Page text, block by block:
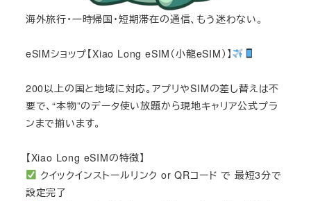
海外旅行・一時帰国・短期滞在の通信、もう迷わない。
eSIMショップ【Xiao Long eSIM（小龍eSIM）】
200以上の国と地域に対応。アプリやSIMの差し替えは不
要で、“本物”のデータ使い放題から現地キャリア公式プラ
ンまで揃います。
【Xiao Long eSIMの特徴】
クイックインストールリンク or QRコード で 最短3分で
設定完了